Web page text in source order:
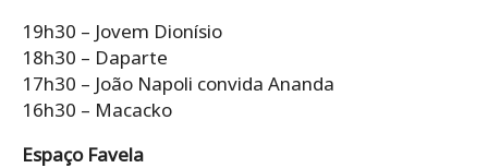
19h30 – Jovem Dionísio
18h30 – Daparte
17h30 – João Napoli convida Ananda
16h30 – Macacko
Espaço Favela